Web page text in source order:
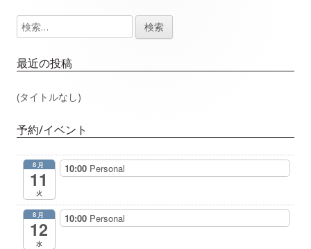
ビ
ゲ
ー
シ
ョ
ン
メ
イ
ン
ド
バ
検
索:
最近の投稿
(タイトルなし)
予約/イベント
8月
11
火
10:00 Personal
8月
12
水
10:00 Personal